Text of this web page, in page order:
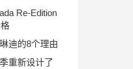
Re-Edition
迪的8个理由
重新设计了